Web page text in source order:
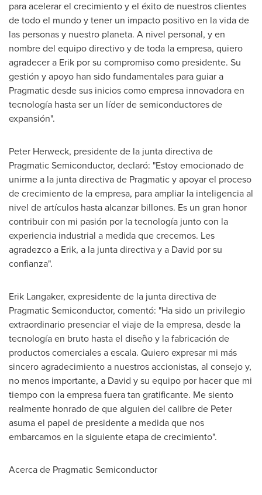
para acelerar el crecimiento y el éxito de nuestros clientes
de todo el mundo y tener un impacto positivo en la vida de
las personas y nuestro planeta. A nivel personal, y en
nombre del equipo directivo y de toda la empresa, quiero
agradecer a Erik por su compromiso como presidente. Su
gestión y apoyo han sido fundamentales para guiar a
Pragmatic desde sus inicios como empresa innovadora en
tecnología hasta ser un líder de semiconductores de
expansión".
Peter Herweck, presidente de la junta directiva de
Pragmatic Semiconductor, declaró: "Estoy emocionado de
unirme a la junta directiva de Pragmatic y apoyar el proceso
de crecimiento de la empresa, para ampliar la inteligencia al
nivel de artículos hasta alcanzar billones. Es un gran honor
contribuir con mi pasión por la tecnología junto con la
experiencia industrial a medida que crecemos. Les
agradezco a Erik, a la junta directiva y a David por su
confianza".
Erik Langaker, expresidente de la junta directiva de
Pragmatic Semiconductor, comentó: "Ha sido un privilegio
extraordinario presenciar el viaje de la empresa, desde la
tecnología en bruto hasta el diseño y la fabricación de
productos comerciales a escala. Quiero expresar mi más
sincero agradecimiento a nuestros accionistas, al consejo y,
no menos importante, a David y su equipo por hacer que mi
tiempo con la empresa fuera tan gratificante. Me siento
realmente honrado de que alguien del calibre de Peter
asuma el papel de presidente a medida que nos
embarcamos en la siguiente etapa de crecimiento".
Acerca de Pragmatic Semiconductor